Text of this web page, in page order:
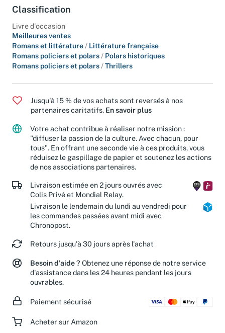
Classification
Livre d'occasion
Meilleures ventes
Romans et littérature/Littérature française
Romans policiers et polars /Polars historiques
Jusqu'à 15 % de vos achats sont reversés à nos
partenaires caritatifs.
En savoir plus
Votre achat contribue à réaliser notre mission :
"diffuser la passion de la culture. Avec chacun, pour
tous". En offrant une seconde vie à ces produits, vous
réduisez le gaspillage de papier et soutenez les actions
de nos associations partenaires.
Livraison estimée en 2 jours ouvrés avec
Colis Privé et Mondial Relay.
Livraison le lendemain du lundi au vendredi pour
les commandes passées avant midi avec
Retours jusqu'à 30 jours après l'achat
Besoin d'aide ?Obtenez une réponse de notre service
d'assistance dans les 24 heures pendant les jours